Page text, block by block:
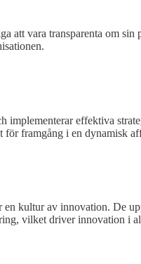
vara transparenta om
effektiva
för framgång i en dynamisk
kultur av innovation. De
vilket driver innovation i